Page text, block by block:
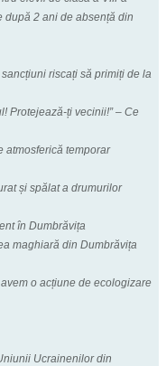
după 2 ani de absență din
riscați să primiți de la
Protejează-ți vecinii!” – Ce
atmosferică temporar
și spălat a drumurilor
în Dumbrăvița
maghiară din Dumbrăvița
o acțiune de ecologizare
Ucrainenilor din